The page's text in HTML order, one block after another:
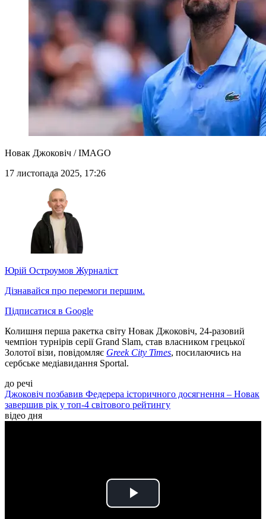
Новак Джоковіч / IMAGO
17 листопада 2025, 17:26
Юрій Остроумов Журналіст
Дізнавайся про перемоги першим.
Підписатися в Google
Колишня перша ракетка світу Новак Джоковіч, 24-разовий
чемпіон турнірів серії Grand Slam, став власником грецької
Золотої візи, повідомляє Greek City Times, посилаючись на
сербське медіавидання Sportal.
до речі
Джоковіч позбавив Федерера історичного досягнення – Новак
завершив рік у топ-4 світового рейтингу
відео дня
Play